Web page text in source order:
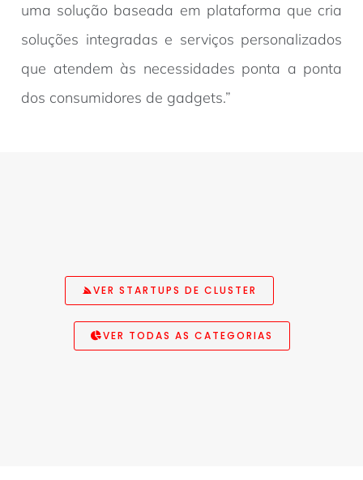
uma solução baseada em plataforma que cria
soluções integradas e serviços personalizados
que atendem às necessidades ponta a ponta
dos consumidores de gadgets.”
VER STARTUPS DE CLUSTER
VER TODAS AS CATEGORIAS